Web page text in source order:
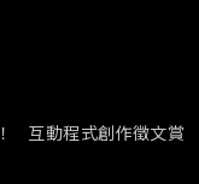
互動程式創作徵文賞